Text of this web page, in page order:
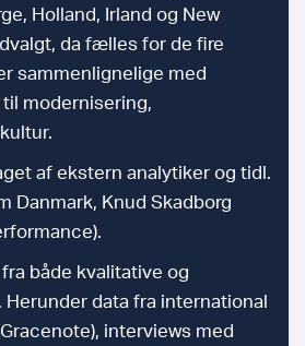
Holland, Irland og New
da fælles for de fire
sammenlignelige med
modernisering,
af ekstern analytiker og tidl.
Danmark, Knud Skadborg
både kvalitative og
data fra international
interviews med